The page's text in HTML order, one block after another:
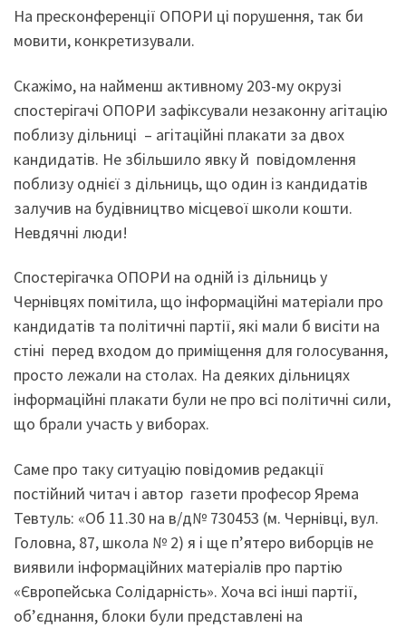
На пресконференції ОПОРИ ці порушення, так би
мовити, конкретизували.
Скажімо, на найменш активному 203-му окрузі
спостерігачі ОПОРИ зафіксували незаконну агітацію
поблизу дільниці – агітаційні плакати за двох
кандидатів. Не збільшило явку й повідомлення
поблизу однієї з дільниць, що один із кандидатів
залучив на будівництво місцевої школи кошти.
Невдячні люди!
Спостерігачка ОПОРИ на одній із дільниць у
Чернівцях помітила, що інформаційні матеріали про
кандидатів та політичні партії, які мали б висіти на
стіні перед входом до приміщення для голосування,
просто лежали на столах. На деяких дільницях
інформаційні плакати були не про всі політичні сили,
що брали участь у виборах.
Саме про таку ситуацію повідомив редакції
постійний читач і автор газети професор Ярема
Тевтуль: «Об 11.30 на в/д№ 730453 (м. Чернівці, вул.
Головна, 87, школа № 2) я і ще п’ятеро виборців не
виявили інформаційних матеріалів про партію
«Європейська Солідарність». Хоча всі інші партії,
об’єднання, блоки були представлені на